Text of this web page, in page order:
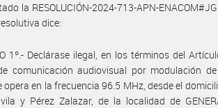
la RESOLUCIÓN-2024-713-APN-
dice:
1º.- Declárase ilegal, en los términos del
comunicación audiovisual por modulación
opera en la frecuencia 96.5 MHz, desde el
y Pérez Zalazar, de la localidad de